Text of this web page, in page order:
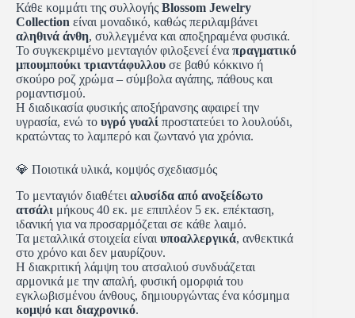
Κάθε κομμάτι της συλλογής Blossom Jewelry
Collection είναι μοναδικό, καθώς περιλαμβάνει
αληθινά άνθη, συλλεγμένα και αποξηραμένα φυσικά.
Το συγκεκριμένο μενταγιόν φιλοξενεί ένα πραγματικό
μπουμπούκι τριαντάφυλλου σε βαθύ κόκκινο ή
σκούρο ροζ χρώμα – σύμβολα αγάπης, πάθους και
ρομαντισμού.
Η διαδικασία φυσικής αποξήρανσης αφαιρεί την
υγρασία, ενώ το υγρό γυαλί προστατεύει το λουλούδι,
κρατώντας το λαμπερό και ζωντανό για χρόνια.
💎 Ποιοτικά υλικά, κομψός σχεδιασμός
Το μενταγιόν διαθέτει αλυσίδα από ανοξείδωτο
ατσάλι μήκους 40 εκ. με επιπλέον 5 εκ. επέκταση,
ιδανική για να προσαρμόζεται σε κάθε λαιμό.
Τα μεταλλικά στοιχεία είναι υποαλλεργικά, ανθεκτικά
στο χρόνο και δεν μαυρίζουν.
Η διακριτική λάμψη του ατσαλιού συνδυάζεται
αρμονικά με την απαλή, φυσική ομορφιά του
εγκλωβισμένου άνθους, δημιουργώντας ένα κόσμημα
κομψό και διαχρονικό.